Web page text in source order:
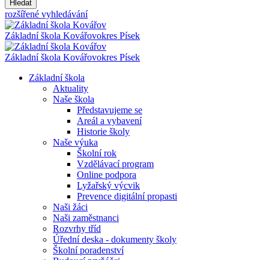
Hledat
rozšířené vyhledávání
Základní škola Kovářovokres Písek
Základní škola Kovářovokres Písek
Základní škola
Aktuality
Naše škola
Představujeme se
Areál a vybavení
Historie školy
Naše výuka
Školní rok
Vzdělávací program
Online podpora
Lyžařský výcvik
Prevence digitální propasti
Naši žáci
Naši zaměstnanci
Rozvrhy tříd
Úřední deska - dokumenty školy
Školní poradenství